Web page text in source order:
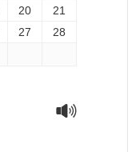
20
21
27
28